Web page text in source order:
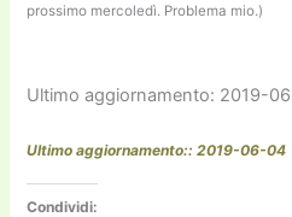
prossimo mercoledì. Problema mio.)
Ultimo aggiornamento: 2019-
Ultimo aggiornamento:: 2019-06-04
Condividi: